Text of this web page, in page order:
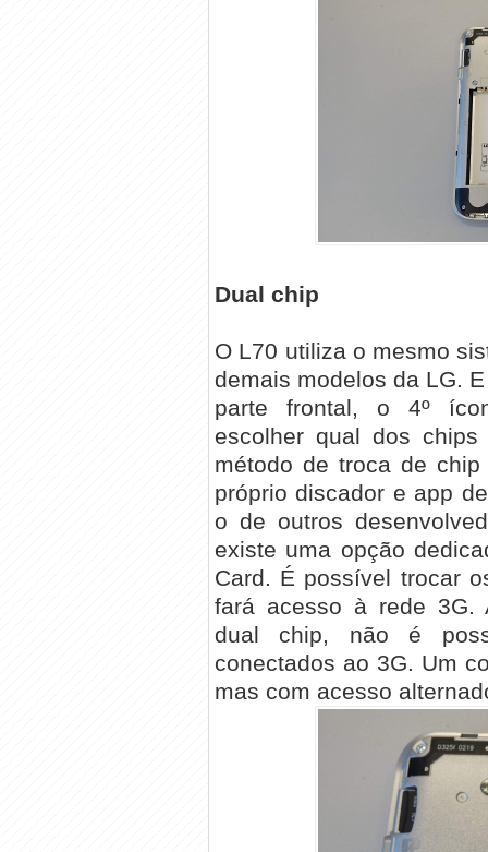
Dual chip
O L70 utiliza o mesmo
demais modelos da LG.
parte frontal, o 4º
escolher qual dos
método de troca de
próprio discador e app
o de outros
existe uma opção
Card. É possível trocar
fará acesso à rede 3G.
dual chip, não é
conectados ao 3G. Um
mas com acesso